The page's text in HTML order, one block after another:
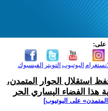
على:
الفيسبوك التويتر اليوتيوب
استقلال الحوار المتمدن،
هذا الفضاء اليساري الحر
على اليوتيوب]